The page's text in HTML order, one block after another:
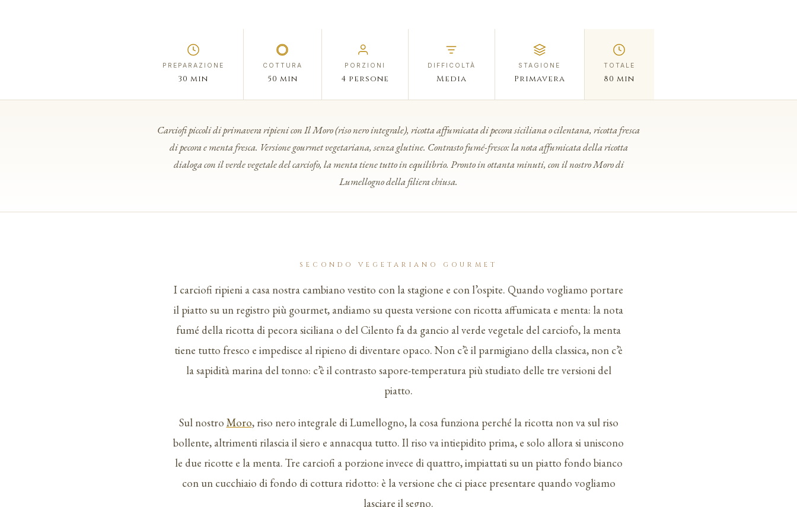
PREPARAZIONE
30 min
COTTURA
50 min
PORZIONI
4 persone
DIFFICOLTÀ
Media
STAGIONE
Primavera
TOTALE
80 min
Carciofi piccoli di primavera ripieni con Il Moro (riso nero integrale), ricotta affumicata di pecora siciliana o cilentana, ricotta fresca
di pecora e menta fresca. Versione gourmet vegetariana, senza glutine. Contrasto fumé-fresco: la nota affumicata della ricotta
dialoga con il verde vegetale del carciofo, la menta tiene tutto in equilibrio. Pronto in ottanta minuti, con il nostro Moro di
Lumellogno della filiera chiusa.
SECONDO VEGETARIANO GOURMET
I carciofi ripieni a casa nostra cambiano vestito con la stagione e con l’ospite. Quando vogliamo portare
il piatto su un registro più gourmet, andiamo su questa versione con ricotta affumicata e menta: la nota
fumé della ricotta di pecora siciliana o del Cilento fa da gancio al verde vegetale del carciofo, la menta
tiene tutto fresco e impedisce al ripieno di diventare opaco. Non c’è il parmigiano della classica, non c’è
la sapidità marina del tonno: c’è il contrasto sapore-temperatura più studiato delle tre versioni del
piatto.
Sul nostro Moro, riso nero integrale di Lumellogno, la cosa funziona perché la ricotta non va sul riso
bollente, altrimenti rilascia il siero e annacqua tutto. Il riso va intiepidito prima, e solo allora si uniscono
le due ricotte e la menta. Tre carciofi a porzione invece di quattro, impiattati su un piatto fondo bianco
con un cucchiaio di fondo di cottura ridotto: è la versione che ci piace presentare quando vogliamo
lasciare il segno.